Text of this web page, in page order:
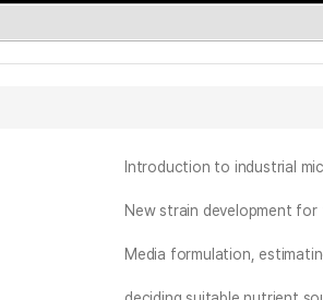
Introduction to industrial
New strain development
Media formulation,